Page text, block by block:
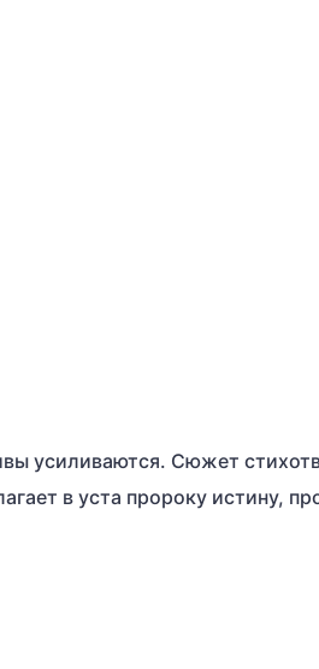
усиливаются. Сюжет
в уста пророку истину,